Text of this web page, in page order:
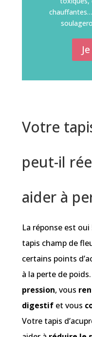
Votre
peut-il
aider à
La réponse est
tapis champ de
certains points
à la perte de poids.
pression, vous
digestifet vous
Votre tapis